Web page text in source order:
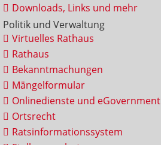
Downloads, Links und mehr
Politik und Verwaltung
Virtuelles Rathaus
Rathaus
Bekanntmachungen
Mängelformular
Onlinedienste und eGovernment
Ortsrecht
Ratsinformationssystem